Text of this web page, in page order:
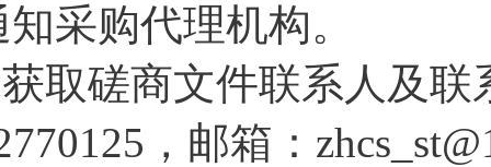
知采购代理机构。
取磋商文件联系人及联
，邮箱：